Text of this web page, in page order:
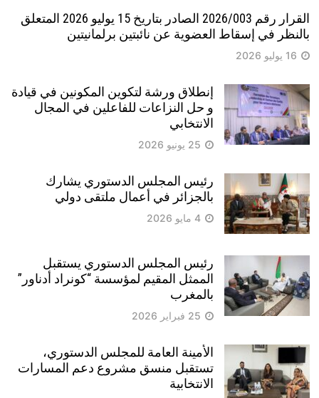
القرار رقم 2026/003 الصادر بتاريخ 15 يوليو 2026 المتعلق
بالنظر في إسقاط العضوية عن نائبتين برلمانيتين
16 يوليو 2026
إنطلاق ورشة لتكوين المكونين في قيادة
و حل النزاعات للفاعلين في المجال
الانتخابي
25 يونيو 2026
رئيس المجلس الدستوري يشارك
بالجزائر في أعمال ملتقى دولي
4 مايو 2026
رئيس المجلس الدستوري يستقبل
الممثل المقيم لمؤسسة “كونراد أدناور”
بالمغرب
25 فبراير 2026
الأمينة العامة للمجلس الدستوري،
تستقبل منسق مشروع دعم المسارات
الانتخابية